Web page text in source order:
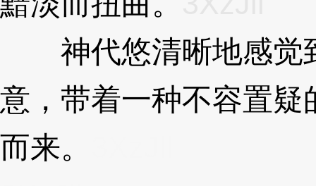
神代悠清晰地感觉
意，带着一种不容置
而来。